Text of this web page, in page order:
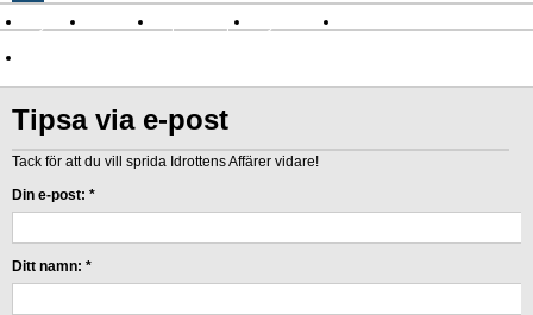
Nyheter Krönikor Sport & spel Nyhetsbrev
Tipsa via e-post
Tack för att du vill sprida Idrottens Affärer vidare!
Din e-post: *
Ditt namn: *